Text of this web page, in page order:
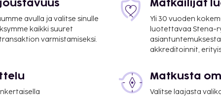
kansainvälinen
avulla ja valitse sinulle
kaikki suuret
varmistamiseksi.
Matkailijat
Yli 30 vuoden
luotettavaa Stena-
akkreditoinnit,
Matkusta
Valitse laajasta